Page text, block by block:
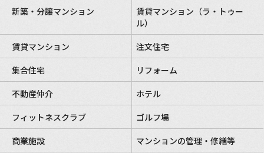
新築・分譲マンション
賃貸マンション（ラ・トゥー
ル）
賃貸マンション
注文住宅
集合住宅
リフォーム
不動産仲介
ホテル
フィットネスクラブ
ゴルフ場
商業施設
マンションの管理・修繕等